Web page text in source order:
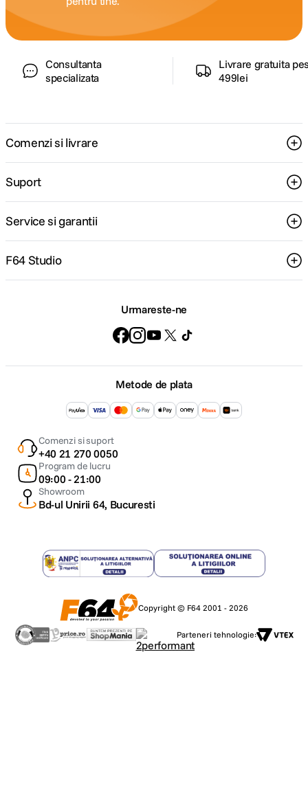
Consultanta
specializata
Livrare gratuita
499lei
Comenzi si livrare
Suport
Service si garantii
F64 Studio
Urmareste-ne
Metode de plata
Comenzi si suport
+40 21 270 0050
Program de lucru
09:00 - 21:00
Showroom
Bd-ul Unirii 64, Bucuresti
Copyright © F64 2001 - 2026
Parteneri tehnologie: